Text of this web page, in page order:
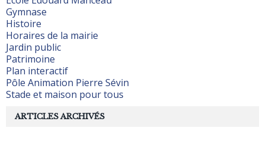
Gymnase
Histoire
Horaires de la mairie
Jardin public
Patrimoine
Plan interactif
Pôle Animation Pierre Sévin
Stade et maison pour tous
ARTICLES ARCHIVÉS